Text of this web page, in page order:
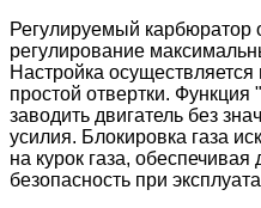
Регулируемый карбюратор
регулирование
Настройка
простой отвертки. Функция
заводить двигатель без
усилия. Блокировка газа
на курок газа,
безопасность при